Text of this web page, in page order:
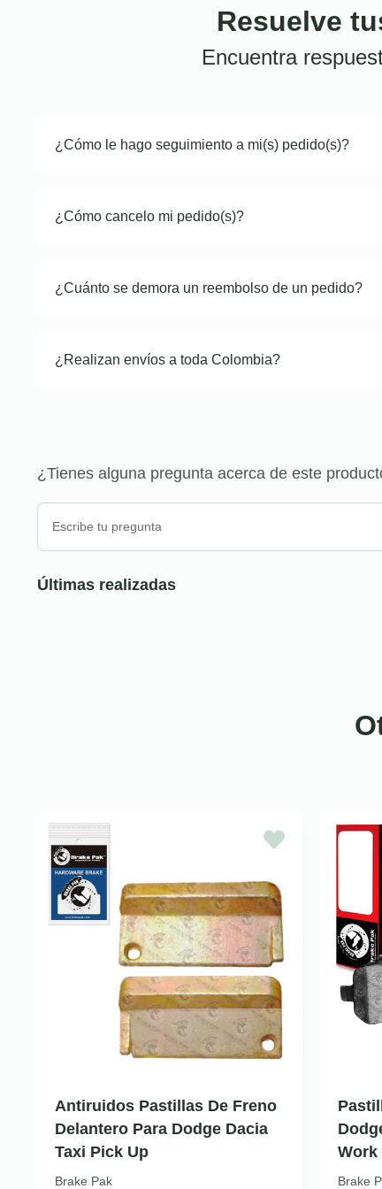
Resuelve
Encuentra
¿Cómo le hago seguimiento a mi(s) pedido(s)?
¿Cómo cancelo mi pedido(s)?
¿Cuánto se demora un reembolso de un pedido?
¿Realizan envíos a toda Colombia?
¿Tienes alguna pregunta acerca de este
Últimas realizadas
Antiruidos Pastillas De Freno
Delantero Para Dodge Dacia
Taxi Pick Up
Brake Pak
Work
Brake